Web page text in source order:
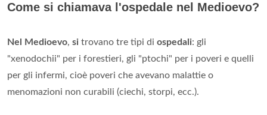
Come si chiamava l'ospedale nel Medioevo?
Nel Medioevo, si trovano tre tipi di ospedali: gli
"xenodochii" per i forestieri, gli "ptochi" per i poveri e quelli
per gli infermi, cioè poveri che avevano malattie o
menomazioni non curabili (ciechi, storpi, ecc.).